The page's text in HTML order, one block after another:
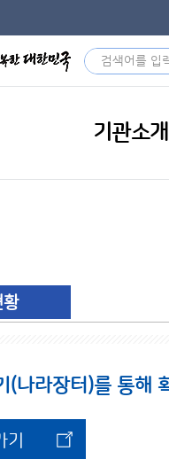
기관소개
황
(나라장터)를 통해